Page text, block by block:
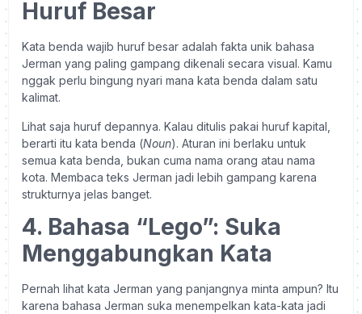
Huruf Besar
Kata benda wajib huruf besar adalah fakta unik bahasa
Jerman yang paling gampang dikenali secara visual. Kamu
nggak perlu bingung nyari mana kata benda dalam satu
kalimat.
Lihat saja huruf depannya. Kalau ditulis pakai huruf kapital,
berarti itu kata benda (Noun). Aturan ini berlaku untuk
semua kata benda, bukan cuma nama orang atau nama
kota. Membaca teks Jerman jadi lebih gampang karena
strukturnya jelas banget.
4. Bahasa “Lego”: Suka
Menggabungkan Kata
Pernah lihat kata Jerman yang panjangnya minta ampun? Itu
karena bahasa Jerman suka menempelkan kata-kata jadi